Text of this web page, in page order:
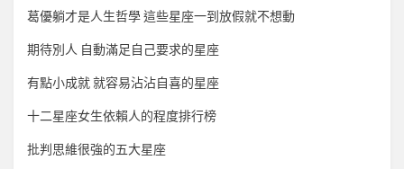
葛優躺才是人生哲學 這些星座一到放假就不想動
期待別人 自動滿足自己要求的星座
有點小成就 就容易沾沾自喜的星座
十二星座女生依賴人的程度排行榜
批判思維很強的五大星座